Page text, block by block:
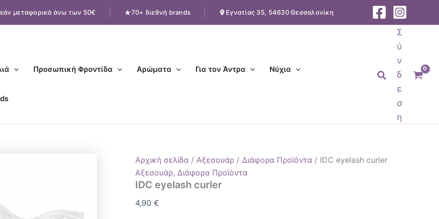
μεταφορικά άνω των 50€ 70+ διεθνή brands Εγνατίας 35, 54630 Θεσσαλονίκη
Προσωπική Φροντίδα Αρώματα Για τον Άντρα Νύχια Αναζήτηση
Σ
ύ
ν
δ
ε
σ
η
Αρχική σελίδα /Αξεσουάρ /Διάφορα Προϊόντα / IDC eyelash curler
Αξεσουάρ,Διάφορα Προϊόντα
IDC eyelash curler
4,90€
eyelash
curler